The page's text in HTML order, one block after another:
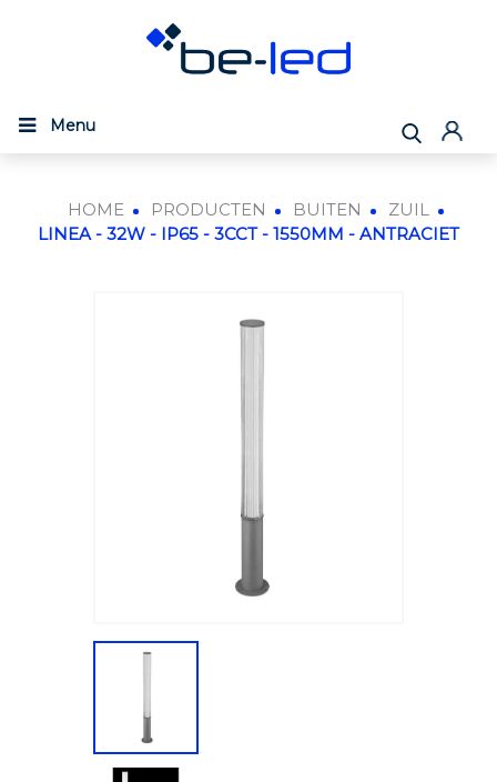
Menu
HOME PRODUCTEN BUITEN
ZUIL
LINEA - 32W - IP65 - 3CCT - 1550MM - ANTRACIET